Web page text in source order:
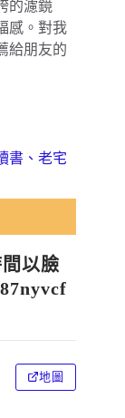
的濾鏡
感。對我
給朋友的
書、老宅
以臉
地圖